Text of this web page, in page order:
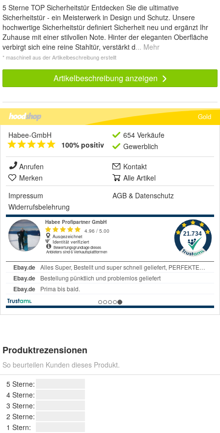
5 Sterne TOP Sicherheitstür Entdecken Sie die ultimative
Sicherheitstür - ein Meisterwerk in Design und Schutz. Unsere
hochwertige Sicherheitstür definiert Sicherheit neu und ergänzt Ihr
Zuhause mit einer stilvollen Note. Hinter der eleganten Oberfläche
verbirgt sich eine reine Stahltür, verstärkt d... Mehr
* maschinell aus der Artikelbeschreibung erstellt
Artikelbeschreibung anzeigen
Gold
Habee-GmbH
100% positiv
654 Verkäufe
Gewerblich
Anrufen
Kontakt
Merken
Alle Artikel
Impressum
AGB & Datenschutz
Widerrufsbelehrung
Produktrezensionen
So beurteilen Kunden dieses Produkt.
5 Sterne:
4 Sterne:
3 Sterne:
2 Sterne:
1 Stern: